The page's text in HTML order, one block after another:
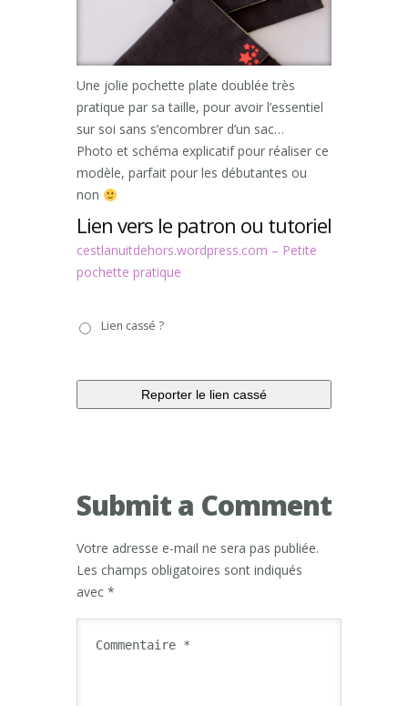
Une jolie pochette plate doublée très
pratique par sa taille, pour avoir l’essentiel
sur soi sans s’encombrer d’un sac…
Photo et schéma explicatif pour réaliser ce
modèle, parfait pour les débutantes ou
non
Lien vers le patron ou tutoriel
cestlanuitdehors.wordpress.com – Petite
pochette pratique
casséLien cassé ?
Submit a Comment
Votre adresse e-mail ne sera pas publiée.
Les champs obligatoires sont indiqués
avec *